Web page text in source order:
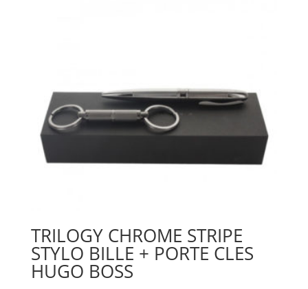
TRILOGY CHROME STRIPE
STYLO BILLE + PORTE CLES
HUGO BOSS